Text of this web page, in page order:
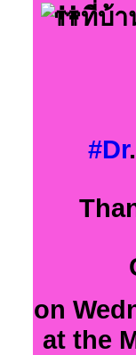
ที่บ้า
#Dr.
on
at the